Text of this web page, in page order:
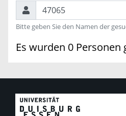
Suchen
Bitte geben Sie den Namen der
Es wurden 0 Personen